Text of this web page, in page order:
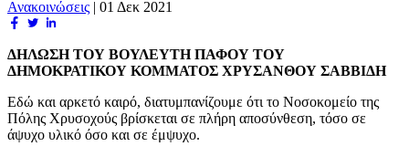
Ανακοινώσεις | 01 Δεκ 2021
ΔΗΛΩΣΗ ΤΟΥ ΒΟΥΛΕΥΤΗ ΠΑΦΟΥ ΤΟΥ
ΔΗΜΟΚΡΑΤΙΚΟΥ ΚΟΜΜΑΤΟΣ ΧΡΥΣΑΝΘΟΥ ΣΑΒΒΙΔΗ
Εδώ και αρκετό καιρό, διατυμπανίζουμε ότι το Νοσοκομείο της
Πόλης Χρυσοχούς βρίσκεται σε πλήρη αποσύνθεση, τόσο σε
άψυχο υλικό όσο και σε έμψυχο.